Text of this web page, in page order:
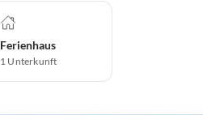
Ferienhaus
1 Unterkunft